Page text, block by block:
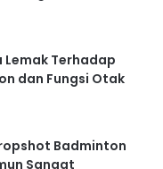
Lemak Terhadap
dan Fungsi Otak
Badminton
Sangat